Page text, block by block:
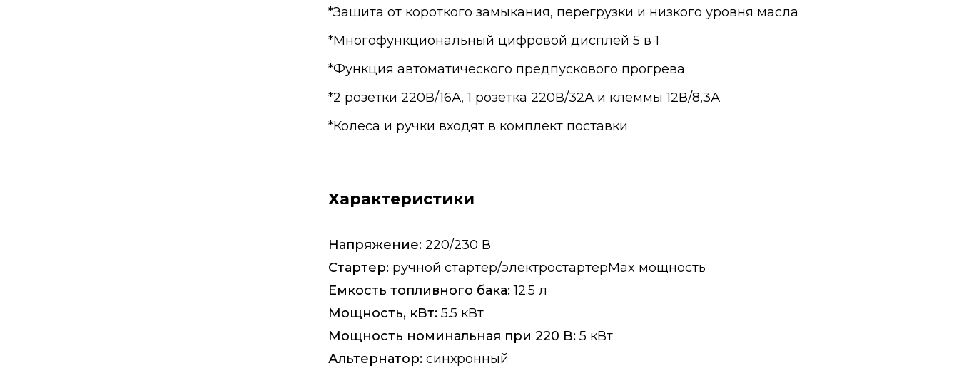
*Защита от короткого замыкания, перегрузки и низкого уровня масла
*Многофункциональный цифровой дисплей 5 в 1
*Функция автоматического предпускового прогрева
*2 розетки 220В/16А, 1 розетка 220В/32А и клеммы 12В/8,3А
*Колеса и ручки входят в комплект поставки
Характеристики
Напряжение: 220/230 В
Стартер: ручной стартер/электростартерMax мощность
Емкость топливного бака:12.5 л
Мощность, кВт: 5.5 кВт
Мощность номинальная при 220 В: 5 кВт
Альтернатор: синхронный